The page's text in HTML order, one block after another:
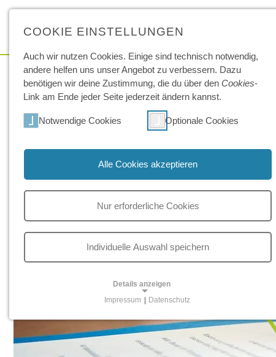
COOKIE EINSTELLUNGEN
Auch wir nutzen Cookies. Einige sind technisch not­wendig,
andere helfen uns unser Angebot zu ver­bessern. Dazu
benötigen wir deine Zu­stimmung, die du über den Cookies-
Link am Ende jeder Seite jeder­zeit ändern kannst.
Notwendige Cookies Optionale Cookies
Alle Cookies akzeptieren
Nur erforderliche Cookies
Individuelle Auswahl speichern
Details anzeigen
Für grundlegende Funktionen und einwandfreien Betrieb
der Website erforderliche Cookies.
Impressum | Datenschutz